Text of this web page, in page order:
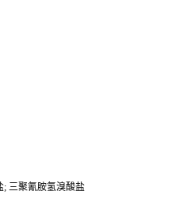
; 三聚氰胺氢溴酸盐